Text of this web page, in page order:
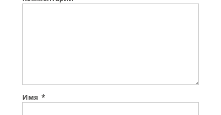
Имя *